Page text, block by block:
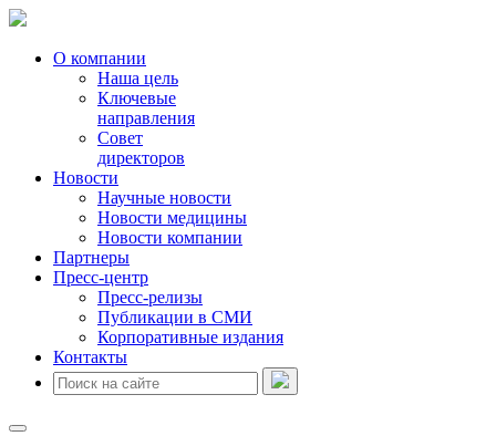
О компании
Наша цель
Ключевые
направления
Совет
директоров
Новости
Научные новости
Новости медицины
Новости компании
Партнеры
Пресс-центр
Пресс-релизы
Публикации в СМИ
Корпоративные издания
Контакты